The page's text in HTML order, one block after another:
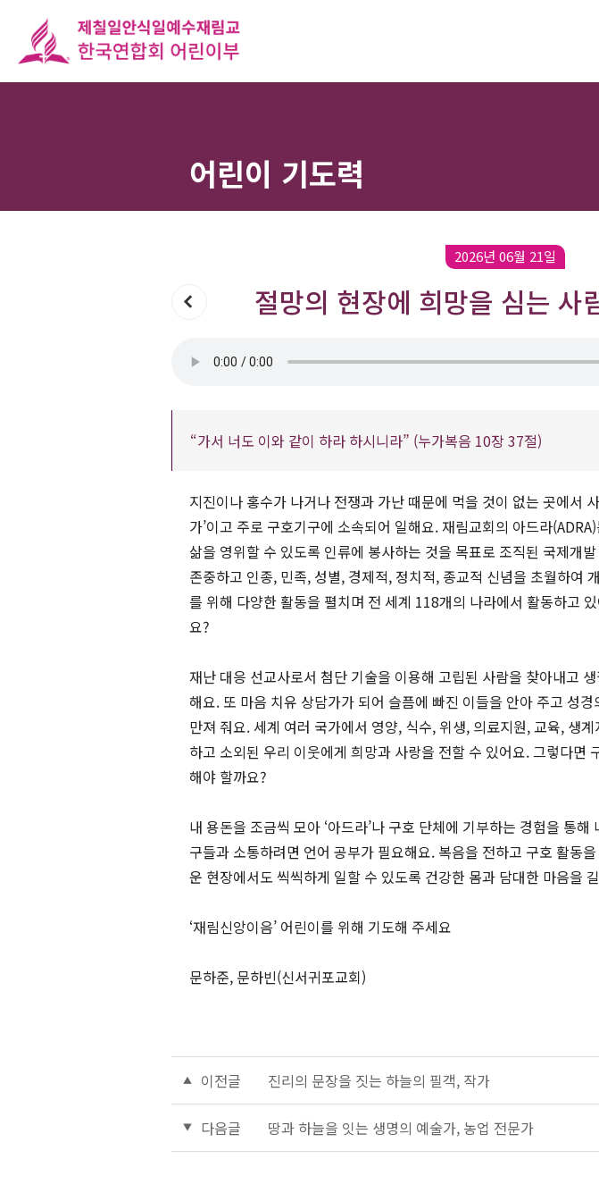
어린이 기도력
2026년 06월 21일
절망의 현장에 희망을 심는 사
“가서 너도 이와 같이 하라 하시니라” (누가복음 10장 37절)
지진이나 홍수가 나거나 전쟁과 가난 때문에 먹을 것이 없는 곳에서
가’이고 주로 구호기구에 소속되어 일해요. 재림교회의 아드라
삶을 영위할 수 있도록 인류에 봉사하는 것을 목표로 조직된 국제개
존중하고 인종, 민족, 성별, 경제적, 정치적, 종교적 신념을 초월하여
를 위해 다양한 활동을 펼치며 전 세계 118개의 나라에서 활동하고
요?
재난 대응 선교사로서 첨단 기술을 이용해 고립된 사람을 찾아내고
해요. 또 마음 치유 상담가가 되어 슬픔에 빠진 이들을 안아 주고 성
만져 줘요. 세계 여러 국가에서 영양, 식수, 위생, 의료지원, 교육, 생
하고 소외된 우리 이웃에게 희망과 사랑을 전할 수 있어요. 그렇다면
해야 할까요?
내 용돈을 조금씩 모아 ‘아드라’나 구호 단체에 기부하는 경험을 통
구들과 소통하려면 언어 공부가 필요해요. 복음을 전하고 구호 활동
운 현장에서도 씩씩하게 일할 수 있도록 건강한 몸과 담대한 마음을
‘재림신앙이음’ 어린이를 위해 기도해 주세요
문하준, 문하빈(신서귀포교회)
이전글 진리의 문장을 짓는 하늘의 필객, 작가
다음글 땅과 하늘을 잇는 생명의 예술가, 농업 전문가